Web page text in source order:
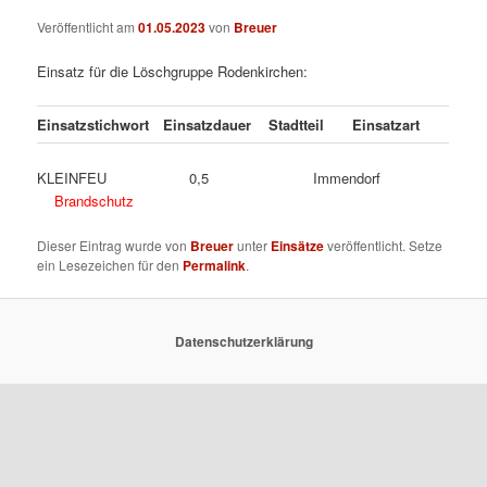
Veröffentlicht am01.05.2023von Breuer
Einsatz für die Löschgruppe Rodenkirchen:
Einsatzstichwort Einsatzdauer Stadtteil Einsatzart
KLEINFEU 0,5 Immendorf
Brandschutz
Dieser Eintrag wurde von Breuerunter Einsätzeveröffentlicht. Setze
ein Lesezeichen für den Permalink.
Datenschutzerklärung